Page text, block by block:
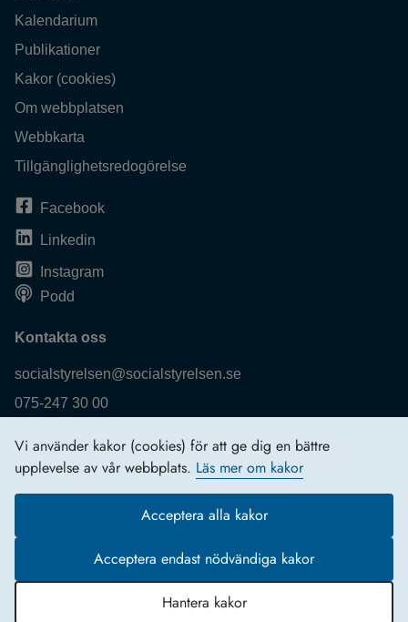
Vi använder kakor (cookies) för att ge dig en bättre
upplevelse av vår webbplats. Läs mer om kakor
Acceptera alla kakor
Acceptera endast nödvändiga kakor
Hantera kakor
Kalendarium
Publikationer
Kakor (cookies)
Om webbplatsen
Webbkarta
Tillgänglighetsredogörelse
Facebook
Linkedin
Instagram
Podd
Kontakta oss
socialstyrelsen@socialstyrelsen.se
075-247 30 00
Logga in
Behandling av personuppgifter